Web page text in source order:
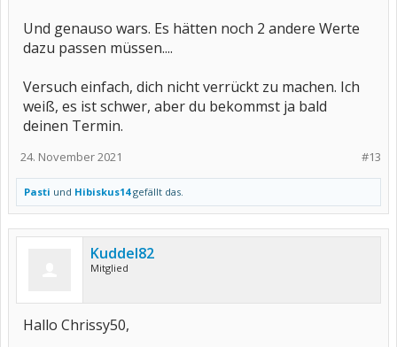
Und genauso wars. Es hätten noch 2 andere Werte
dazu passen müssen....
Versuch einfach, dich nicht verrückt zu machen. Ich
weiß, es ist schwer, aber du bekommst ja bald
deinen Termin.
#13
24. November 2021
Pasti und Hibiskus14gefällt das.
Kuddel82
Mitglied
Hallo Chrissy50,